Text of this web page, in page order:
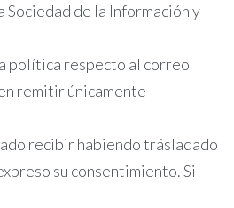
Sociedad de la Información y
política respecto al correo
remitir únicamente
recibir habiendo trásladado
su consentimiento. Si